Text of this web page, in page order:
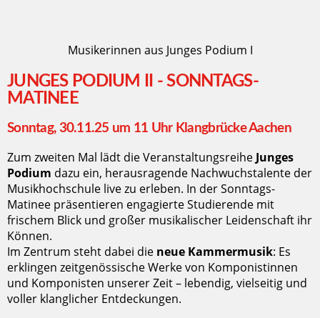
Musikerinnen aus Junges Podium I
JUNGES PODIUM II - SONNTAGS-
MATINEE
Sonntag, 30.11.25 um 11 Uhr Klangbrücke Aachen
Zum zweiten Mal lädt die Veranstaltungsreihe Junges
Podium dazu ein, herausragende Nachwuchstalente der
Musikhochschule live zu erleben. In der Sonntags-
Matinee präsentieren engagierte Studierende mit
frischem Blick und großer musikalischer Leidenschaft ihr
Können.
Im Zentrum steht dabei die neue Kammermusik: Es
erklingen zeitgenössische Werke von Komponistinnen
und Komponisten unserer Zeit – lebendig, vielseitig und
voller klanglicher Entdeckungen.